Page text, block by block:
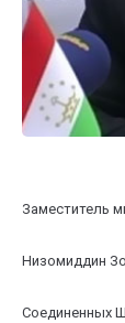
Заместитель
Низомиддин
Соединенных